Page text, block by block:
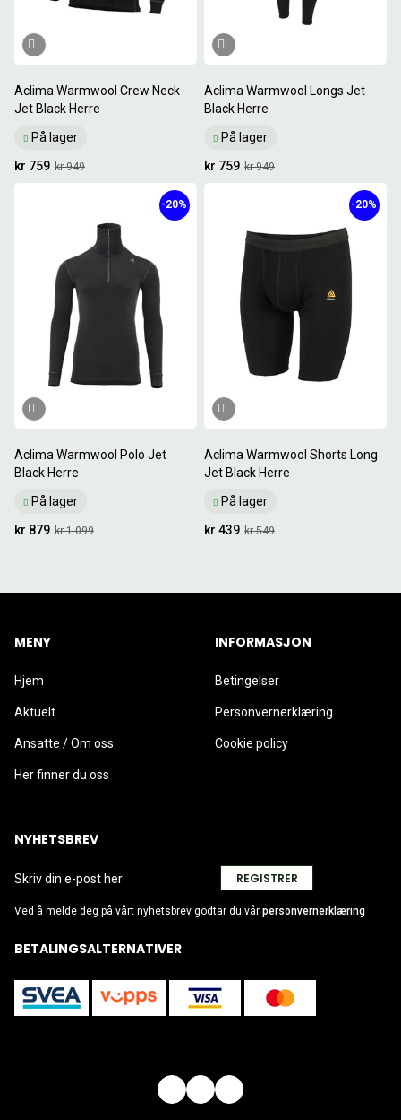
Aclima Warmwool Crew Neck
Jet Black Herre
På lager
kr 949
kr 759
Aclima Warmwool Longs Jet
Black Herre
På lager
kr 949
kr 759
Aclima Warmwool Polo Jet
Black Herre
På lager
-20%
kr 1 099
kr 879
Aclima Warmwool Shorts Long
Jet Black Herre
På lager
-20%
kr 549
kr 439
MENY
Hjem
Aktuelt
Ansatte / Om oss
Her finner du oss
INFORMASJON
Betingelser
Personvernerklæring
Cookie policy
NYHETSBREV
REGISTRER
Ved å melde deg på vårt nyhetsbrev godtar du vår personvernerklæring
BETALINGSALTERNATIVER